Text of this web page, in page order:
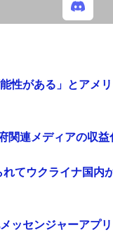
性がある」とアメ
関連メディアの収
てウクライナ国内
ッセンジャーアプ